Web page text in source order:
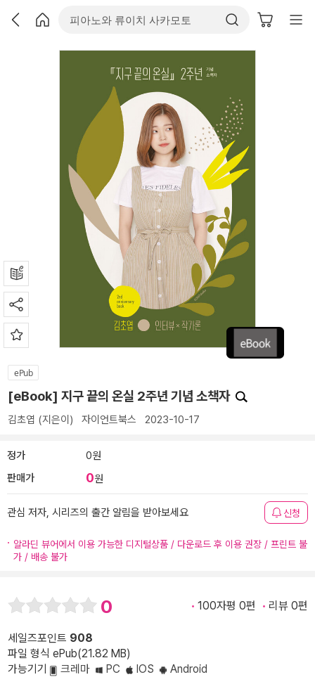
ePub
[eBook] 지구 끝의 온실 2주년 기념 소책자
김초엽 (지은이) 자이언트북스 2023-10-17
정가
0원
판매가
0원
관심 저자, 시리즈의 출간 알림을 받아보세요 신청
알라딘 뷰어에서 이용 가능한 디지털상품 / 다운로드 후 이용 권장 / 프린트 불
가 / 배송 불가
0 100자평 0편 리뷰 0편
세일즈포인트 908
파일 형식 ePub(21.82 MB)
가능기기
크레마 PC IOS
Android